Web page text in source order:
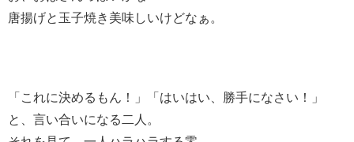
唐揚げと玉子焼き美味しいけどなぁ。
「これに決めるもん！」「はいはい、勝手になさい！」
と、言い合いになる二人。